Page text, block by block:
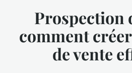
Prospection
comment
de vente